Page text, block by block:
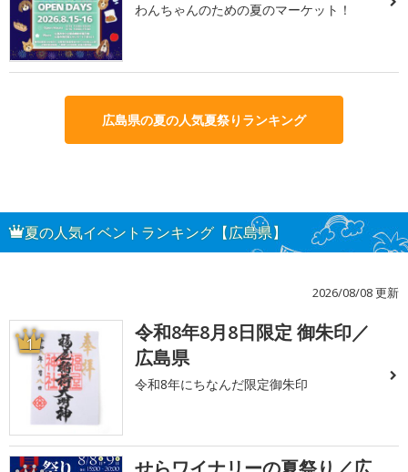
わんちゃんのための夏のマーケット！
広島県の夏の人気夏祭りランキング
夏の人気イベントランキング【広島県】
2026/08/08 更新
1
令和8年8月8日限定 御朱印／
広島県
令和8年にちなんだ限定御朱印